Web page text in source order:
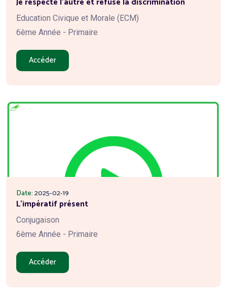
Education Civique et Morale (ECM)
6ème Année - Primaire
Accéder
Date:2025-02-19
L'impératif présent
Conjugaison
6ème Année - Primaire
Accéder